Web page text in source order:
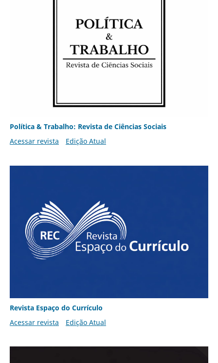
Política & Trabalho: Revista de Ciências Sociais
Acessar revista
Edição Atual
Revista Espaço do Currículo
Acessar revista
Edição Atual